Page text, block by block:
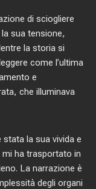
di sciogliere
sua tensione,
la storia si
come l’ultima
e
che illuminava
la sua vivida e
ha trasportato in
La narrazione è
degli organi